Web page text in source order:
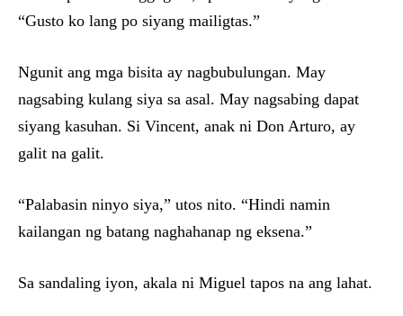
“Gusto ko lang po siyang mailigtas.”
Ngunit ang mga bisita ay nagbubulungan. May
nagsabing kulang siya sa asal. May nagsabing dapat
siyang kasuhan. Si Vincent, anak ni Don Arturo, ay
galit na galit.
“Palabasin ninyo siya,” utos nito. “Hindi namin
kailangan ng batang naghahanap ng eksena.”
Sa sandaling iyon, akala ni Miguel tapos na ang lahat.